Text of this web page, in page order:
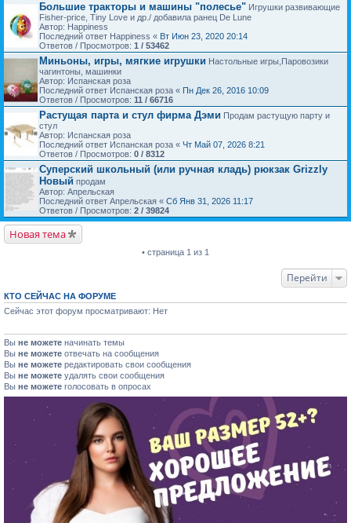
Большие тракторы и машины "полесье" Игрушки развивающие
Fisher-price, Tiny Love и др./ добавила ранец De Lune
Автор: Happiness
Последний ответ Happiness « Вт Июн 23, 2020 20:14
Ответов / Просмотров: 1 / 53462
Миньоны, игры, мягкие игрушки Настольные игры,Паровозики
чагинтоны, машинки
Автор: Испанская роза
Последний ответ Испанская роза « Пн Дек 26, 2016 10:09
Ответов / Просмотров: 11 / 66716
Растущая парта и стул фирма Дэми Продам растущую парту и
стул
Автор: Испанская роза
Последний ответ Испанская роза « Чт Май 07, 2026 8:21
Ответов / Просмотров: 0 / 8312
Суперский школьный (или ручная кладь) рюкзак Grizzly
Новый продам
Автор: Апрельская
Последний ответ Апрельская « Сб Янв 31, 2026 11:17
Ответов / Просмотров: 2 / 39824
Новая тема
• страница 1 из 1
Перейти
КТО СЕЙЧАС НА ФОРУМЕ
Сейчас этот форум просматривают: Нет
Вы не можете начинать темы
Вы не можете отвечать на сообщения
Вы не можете редактировать свои сообщения
Вы не можете удалять свои сообщения
Вы не можете голосовать в опросах